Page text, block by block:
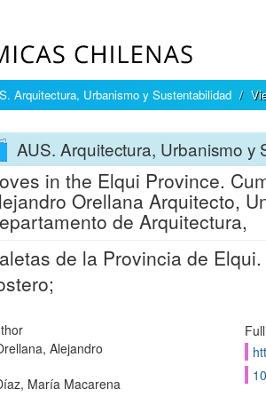
Arquitectura, Urbanismo y Sustentabilidad
AUS. Arquitectura, Urbanismo y
in the Elqui Province.
Orellana Arquitecto,
de Arquitectura,
de la Provincia de
Alejandro
María Macarena